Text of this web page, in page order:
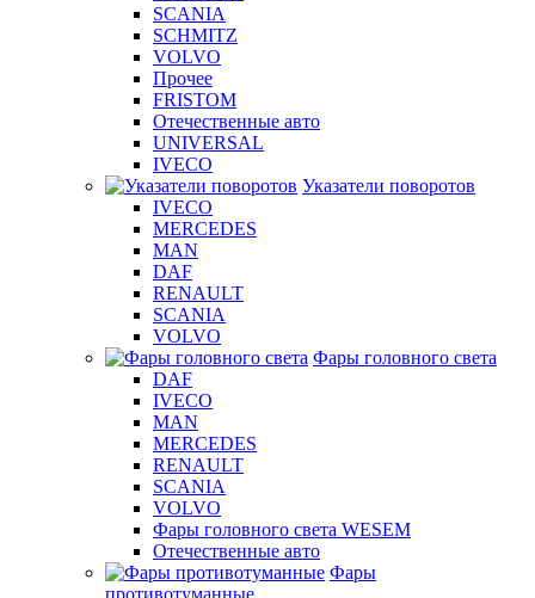
SCANIA
SCHMITZ
VOLVO
Прочее
FRISTOM
Отечественные авто
UNIVERSAL
IVECO
Указатели поворотов
IVECO
MERCEDES
MAN
DAF
RENAULT
SCANIA
VOLVO
Фары головного света
DAF
IVECO
MAN
MERCEDES
RENAULT
SCANIA
VOLVO
Фары головного света WESEM
Отечественные авто
Фары
противотуманные